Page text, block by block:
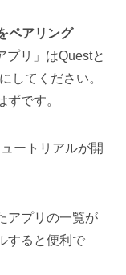
ペアリング
プリ」はQuestと
してください。
です。
ートリアルが開
アプリの一覧が
すると便利で